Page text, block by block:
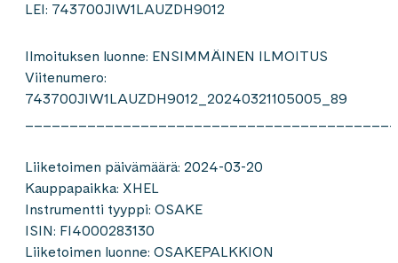
LEI: 743700JIW1LAUZDH9012
Ilmoituksen luonne: ENSIMMÄINEN ILMOITUS
Viitenumero:
743700JIW1LAUZDH9012_20240321105005_89
Liiketoimen päivämäärä: 2024-03-20
Kauppapaikka: XHEL
Instrumentti tyyppi: OSAKE
ISIN: FI4000283130
Liiketoimen luonne: OSAKEPALKKION